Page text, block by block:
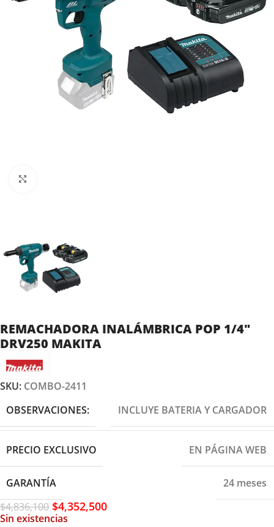
REMACHADORA INALÁMBRICA POP 1/4″
DRV250 MAKITA
SKU: COMBO-2411
OBSERVACIONES:
INCLUYE BATERIA Y CARGADOR
PRECIO EXCLUSIVO EN PÁGINA WEB
GARANTÍA
24 meses
$4,836,100 $4,352,500
Sin existencias